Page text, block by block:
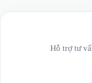
Hỗ trợ tư